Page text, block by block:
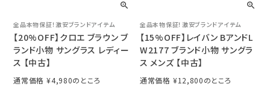
全品本物保証！激安ブランドアイテム
【20%OFF】クロエ ブラウン ブ
ランド小物 サングラス レディー
ス 【中古】
通常価格 ¥4,980
全品本物保証！激安ブランドアイテム
【15%OFF】レイバン BアンドL
W2177 ブランド小物 サングラ
ス メンズ 【中古】
通常価格 ¥12,800